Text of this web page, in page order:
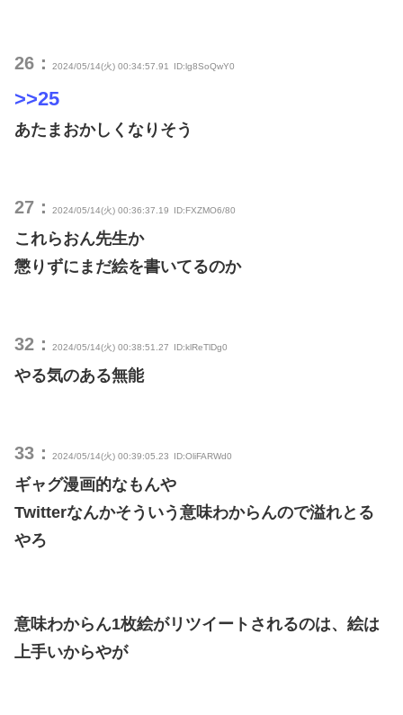
26： 2024/05/14(火) 00:34:57.91 ID:lg8SoQwY0
>>25
あたまおかしくなりそう
27： 2024/05/14(火) 00:36:37.19 ID:FXZMO6/80
これらおん先生か
懲りずにまだ絵を書いてるのか
32： 2024/05/14(火) 00:38:51.27 ID:klReTlDg0
やる気のある無能
33： 2024/05/14(火) 00:39:05.23 ID:OliFARWd0
ギャグ漫画的なもんや
Twitterなんかそういう意味わからんので溢れとる
やろ
意味わからん1枚絵がリツイートされるのは、絵は
上手いからやが